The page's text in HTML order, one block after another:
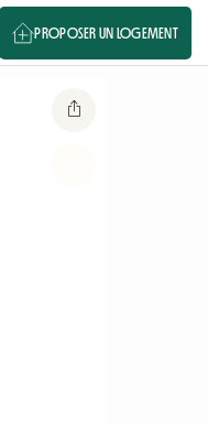
PROPOSER UN LOGEMENT